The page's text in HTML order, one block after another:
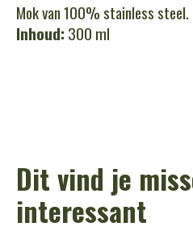
Mok van 100% stainless steel.
Inhoud: 300 ml
Dit vind je
interessant